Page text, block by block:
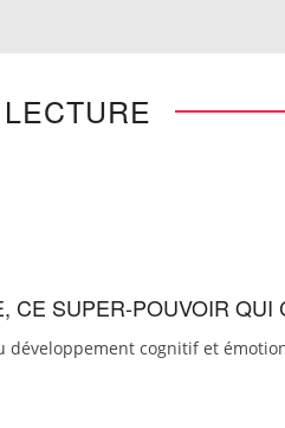
CE SUPER-POUVOIR QUI
cognitif et